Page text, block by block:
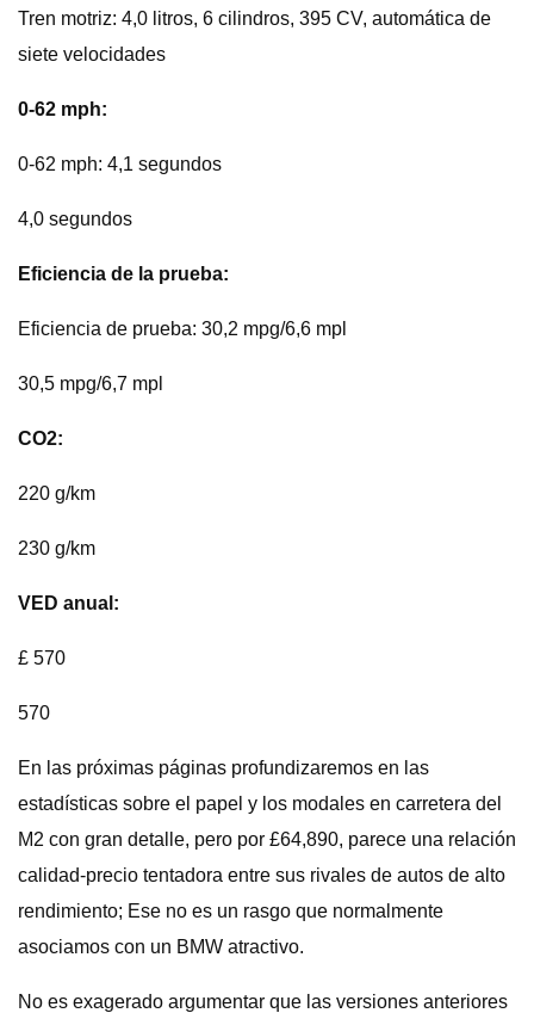
Tren motriz: 4,0 litros, 6 cilindros, 395 CV, automática de
siete velocidades
0-62 mph:
0-62 mph: 4,1 segundos
4,0 segundos
Eficiencia de la prueba:
Eficiencia de prueba: 30,2 mpg/6,6 mpl
30,5 mpg/6,7 mpl
CO2:
220 g/km
230 g/km
VED anual:
£ 570
570
En las próximas páginas profundizaremos en las
estadísticas sobre el papel y los modales en carretera del
M2 con gran detalle, pero por £64,890, parece una relación
calidad-precio tentadora entre sus rivales de autos de alto
rendimiento; Ese no es un rasgo que normalmente
asociamos con un BMW atractivo.
No es exagerado argumentar que las versiones anteriores